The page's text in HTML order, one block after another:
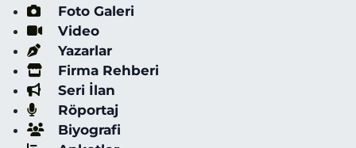
Foto Galeri
Video
Yazarlar
Firma Rehberi
Seri İlan
Röportaj
Biyografi